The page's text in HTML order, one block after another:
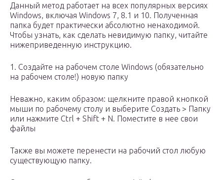
Данный метод работает на всех популярных версиях
Windows, включая Windows 7, 8.1 и 10. Полученная
папка будет практически абсолютно ненаходимой.
Чтобы узнать, как сделать невидимую папку, читайте
нижеприведенную инструкцию.
1. Создайте на рабочем столе Windows (обязательно
на рабочем столе!) новую папку
Неважно, каким образом: щелкните правой кнопкой
мыши по рабочему столу и выберите Создать > Папку
или нажмите Ctrl + Shift + N. Поместите в нее свои
файлы
Также вы можете перенести на рабочий стол любую
существующую папку.